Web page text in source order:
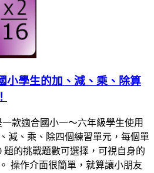
小學生的加、減、乘、除算
一款適合國小一～六年級學生使用
減、乘、除四個練習單元，每個單
題的挑戰題數可選擇，可視自身的
操作介面很簡單，就算讓小朋友